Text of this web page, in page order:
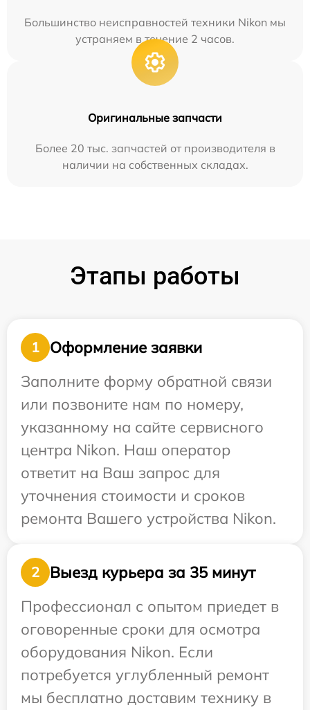
Большинство неисправностей техники Nikon мы
устраняем в течение 2 часов.
Оригинальные запчасти
Более 20 тыс. запчастей от производителя в
наличии на собственных складах.
Этапы работы
1
Оформление заявки
Заполните форму обратной связи
или позвоните нам по номеру,
указанному на сайте сервисного
центра Nikon. Наш оператор
ответит на Ваш запрос для
уточнения стоимости и сроков
ремонта Вашего устройства Nikon.
2
Выезд курьера за 35 минут
Профессионал с опытом приедет в
оговоренные сроки для осмотра
оборудования Nikon. Если
потребуется углубленный ремонт
мы бесплатно доставим технику в